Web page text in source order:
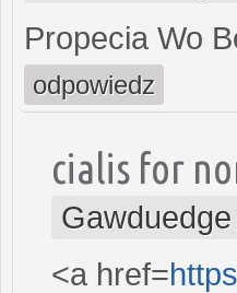
Propecia Wo
odpowiedz
cialis for
<a href=